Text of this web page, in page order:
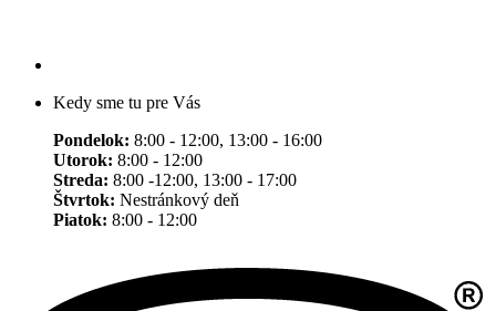
Kedy sme tu pre Vás
Pondelok: 8:00 - 12:00, 13:00 - 16:00
Utorok: 8:00 - 12:00
Streda: 8:00 -12:00, 13:00 - 17:00
Štvrtok: Nestránkový deň
Piatok: 8:00 - 12:00